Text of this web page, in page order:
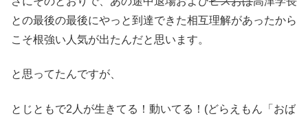
との最後の最後にやっと到達できた相互理解があったから
こそ根強い人気が出たんだと思います。
と思ってたんですが、
とじともで2人が生きてる！動いてる！(どらえもん「おば